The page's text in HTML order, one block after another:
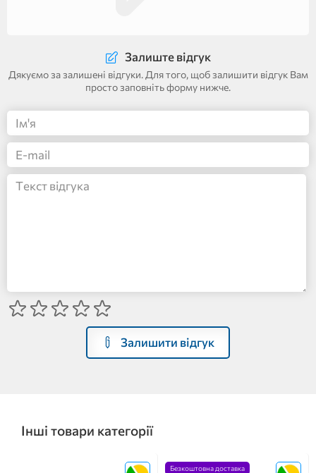
Залиште відгук
Дякуємо за залишені відгуки. Для того, щоб залишити відгук Вам
просто заповніть форму нижче.
Залишити відгук
Інші товари категорії
Безкоштовна доставка